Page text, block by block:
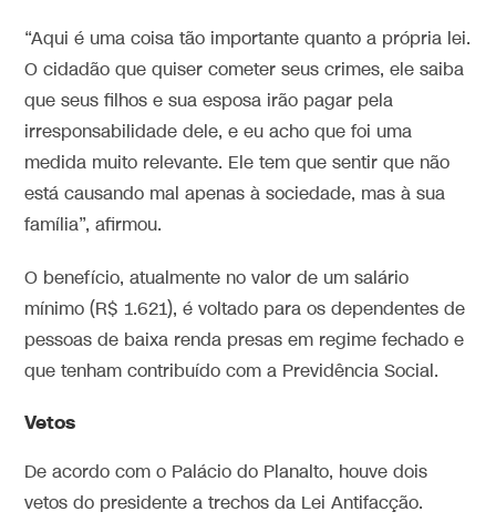
“Aqui é uma coisa tão importante quanto a própria lei.
O cidadão que quiser cometer seus crimes, ele saiba
que seus filhos e sua esposa irão pagar pela
irresponsabilidade dele, e eu acho que foi uma
medida muito relevante. Ele tem que sentir que não
está causando mal apenas à sociedade, mas à sua
família”, afirmou.
O benefício, atualmente no valor de um salário
mínimo (R$ 1.621), é voltado para os dependentes de
pessoas de baixa renda presas em regime fechado e
que tenham contribuído com a Previdência Social.
Vetos
De acordo com o Palácio do Planalto, houve dois
vetos do presidente a trechos da Lei Antifacção.